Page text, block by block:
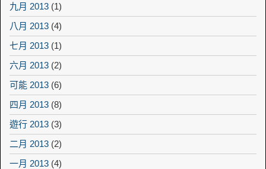
九月 2013 (1)
八月 2013 (4)
七月 2013 (1)
六月 2013 (2)
可能 2013 (6)
四月 2013 (8)
遊行 2013 (3)
二月 2013 (2)
一月 2013 (4)